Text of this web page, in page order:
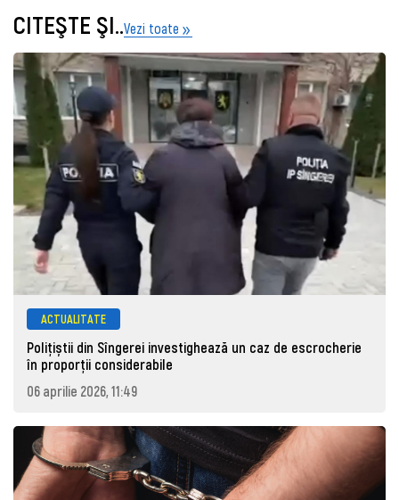
CITEŞTE ŞI..Vezi toate
ACTUALITATE
Polițiștii din Sîngerei investighează un caz de escrocherie
în proporții considerabile
06 aprilie 2026, 11:49